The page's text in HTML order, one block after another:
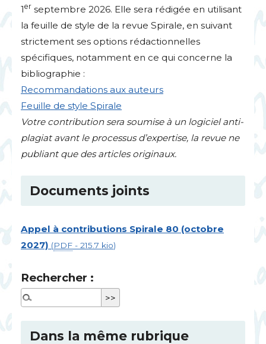
1er septembre 2026. Elle sera rédigée en utilisant
la feuille de style de la revue Spirale, en suivant
strictement ses options rédactionnelles
spécifiques, notamment en ce qui concerne la
bibliographie :
Recommandations aux auteurs
Feuille de style Spirale
Votre contribution sera soumise à un logiciel anti-
plagiat avant le processus d’expertise, la revue ne
publiant que des articles originaux.
Documents joints
Appel à contributions Spirale 80 (octobre
2027) (PDF - 215.7 kio)
Rechercher :
Dans la même rubrique